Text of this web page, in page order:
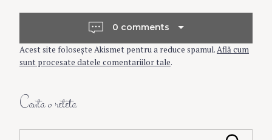
t
n
a
0 comments
Acest site folosește Akismet pentru a reduce spamul. Află cum
sunt procesate datele comentariilor tale.
Cauta o reteta